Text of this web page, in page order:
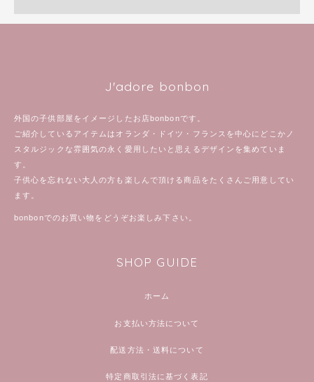
J'adore bonbon
外国の子供部屋をイメージしたお店bonbonです。
ご紹介しているアイテムはオランダ・ドイツ・フランスを中心にどこかノ
スタルジックな雰囲気の永く愛用したいと思えるデザインを集めていま
す。
子供心を忘れない大人の方も楽しんで頂ける商品をたくさんご用意してい
ます。
bonbonでのお買い物をどうぞお楽しみ下さい。
SHOP GUIDE
ホーム
お支払い方法について
配送方法・送料について
特定商取引法に基づく表記